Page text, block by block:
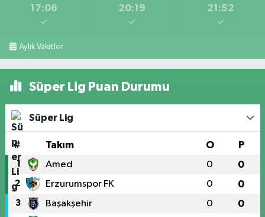
17:06 20:19 21:52
Aylık Vakitler
Süper Lig Puan Durumu
Süper Lig
# Takım O P
1 Amed 0 0
2 Erzurumspor FK 0 0
3 Başakşehir 0 0